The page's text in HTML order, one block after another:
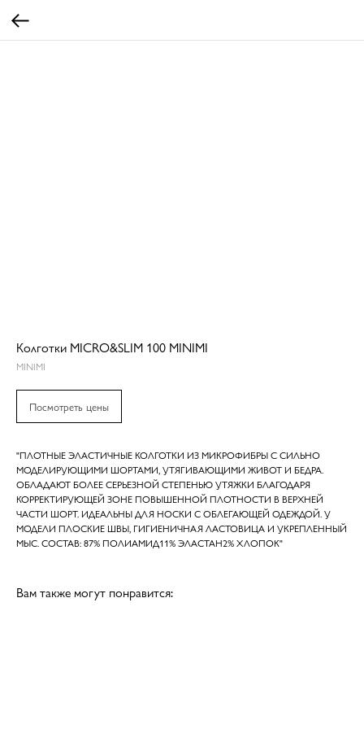
Колготки MICRO&SLIM 100 MINIMI
MINIMI
Посмотреть цены
"ПЛОТНЫЕ ЭЛАСТИЧНЫЕ КОЛГОТКИ ИЗ МИКРОФИБРЫ С СИЛЬНО
МОДЕЛИРУЮЩИМИ ШОРТАМИ, УТЯГИВАЮЩИМИ ЖИВОТ И БЕДРА.
ОБЛАДАЮТ БОЛЕЕ СЕРЬЕЗНОЙ СТЕПЕНЬЮ УТЯЖКИ БЛАГОДАРЯ
КОРРЕКТИРУЮЩЕЙ ЗОНЕ ПОВЫШЕННОЙ ПЛОТНОСТИ В ВЕРХНЕЙ
ЧАСТИ ШОРТ. ИДЕАЛЬНЫ ДЛЯ НОСКИ С ОБЛЕГАЮЩЕЙ ОДЕЖДОЙ. У
МОДЕЛИ ПЛОСКИЕ ШВЫ, ГИГИЕНИЧНАЯ ЛАСТОВИЦА И УКРЕПЛЕННЫЙ
МЫС. СОСТАВ: 87% ПОЛИАМИД11% ЭЛАСТАН2% ХЛОПОК"
Вам также могут понравится: